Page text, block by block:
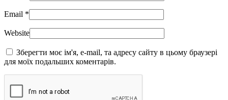
Email *
Website
Зберегти моє ім'я, e-mail, та адресу сайту в цьому браузері
для моїх подальших коментарів.